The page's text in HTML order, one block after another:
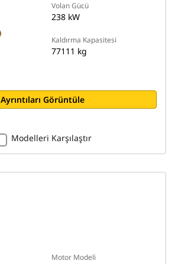
Volan Gücü
238 kW
Kaldırma Kapasitesi
77111 kg
Ayrıntıları Görüntüle
Modelleri Karşılaştır
Motor Modeli